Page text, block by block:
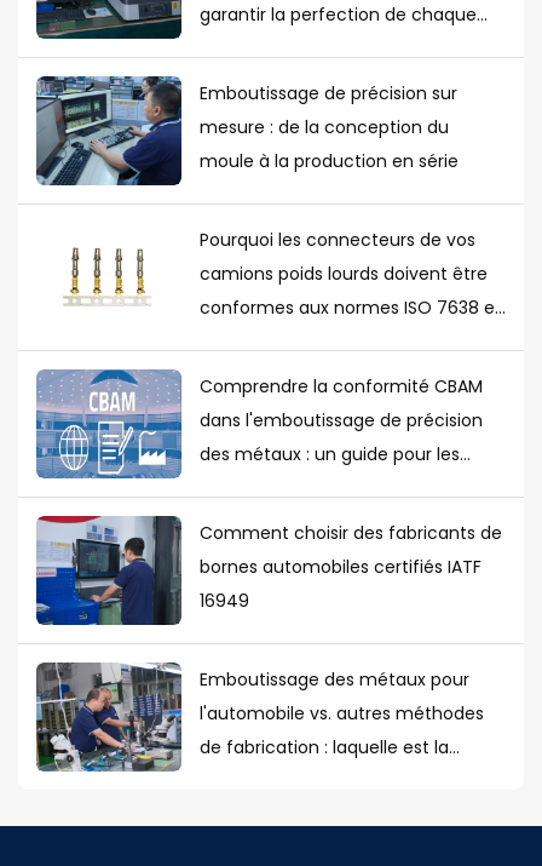
garantir la perfection de chaque
Emboutissage de précision sur
mesure : de la conception du
moule à la production en série
Pourquoi les connecteurs de vos
camions poids lourds doivent être
conformes aux normes ISO 7638 et
Comprendre la conformité CBAM
dans l'emboutissage de précision
des métaux : un guide pour les
Comment choisir des fabricants de
bornes automobiles certifiés IATF
16949
Emboutissage des métaux pour
l'automobile vs. autres méthodes
de fabrication : laquelle est la